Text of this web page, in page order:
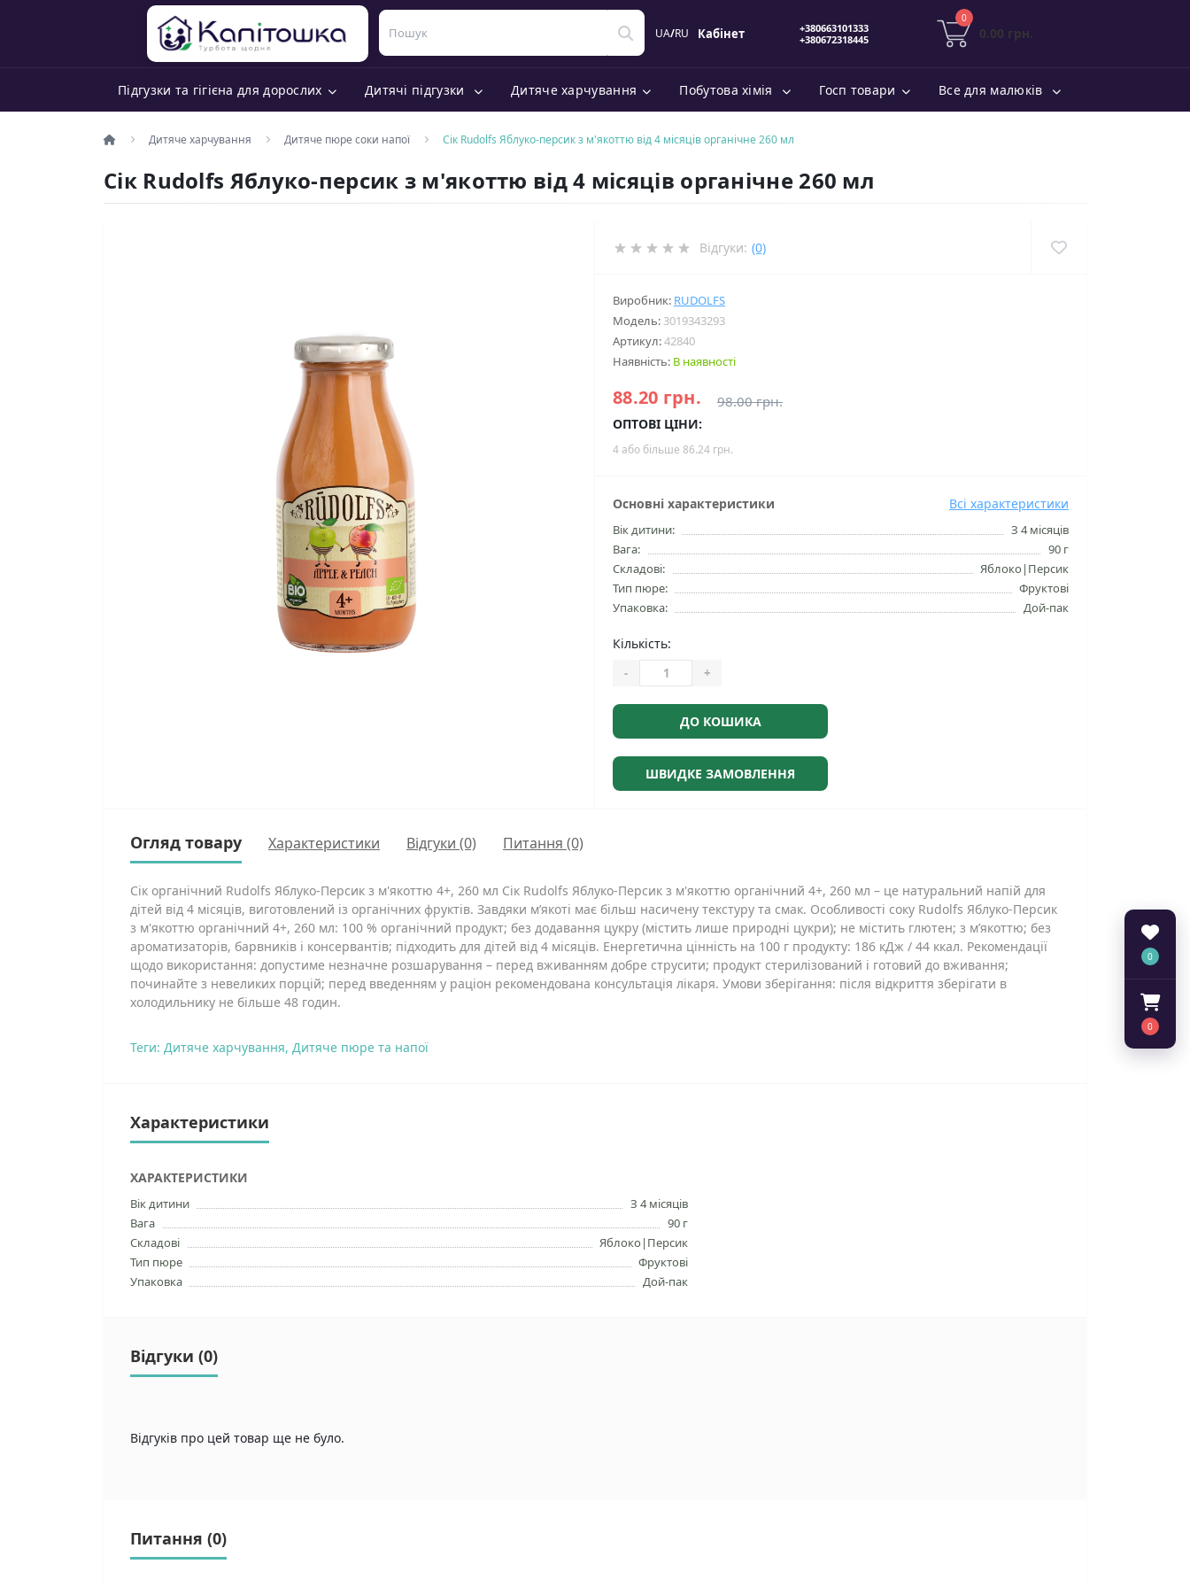
0
0
UA/RU Кабінет
0
0.00 грн.
Підгузки та гігієна для дорослих Дитячі підгузки Дитяче харчування Побутова хімія Госп товари Все для малюків
Дитяче харчування Дитяче пюре соки напої Сік Rudolfs Яблуко-персик з м'якоттю від 4 місяців органічне 260 мл
Сік Rudolfs Яблуко-персик з м'якоттю від 4 місяців органічне 260 мл
Відгуки: (0)
Виробник: RUDOLFS
Модель: 3019343293
Артикул:42840
Наявність: В наявності
88.20 грн. 98.00 грн.
ОПТОВІ ЦІНИ:
4 або більше 86.24 грн.
Основні характеристики Всі характеристики
Вік дитини:
З 4 місяців
Вага:
90 г
Складові:
Яблоко|Персик
Тип пюре:
Фруктові
Упаковка:
Дой-пак
Кількість:
- +
ДО КОШИКА
ШВИДКЕ ЗАМОВЛЕННЯ
Огляд товару Характеристики Відгуки (0) Питання (0)
Сік органічний Rudolfs Яблуко-Персик з м'якоттю 4+, 260 мл Сік Rudolfs Яблуко-Персик з м'якоттю органічний 4+, 260 мл – це натуральний напій для
дітей від 4 місяців, виготовлений із органічних фруктів. Завдяки м’якоті має більш насичену текстуру та смак. Особливості соку Rudolfs Яблуко-Персик
з м'якоттю органічний 4+, 260 мл: 100 % органічний продукт; без додавання цукру (містить лише природні цукри); не містить глютен; з м’якоттю; без
ароматизаторів, барвників і консервантів; підходить для дітей від 4 місяців. Енергетична цінність на 100 г продукту: 186 кДж / 44 ккал. Рекомендації
щодо використання: допустиме незначне розшарування – перед вживанням добре струсити; продукт стерилізований і готовий до вживання;
починайте з невеликих порцій; перед введенням у раціон рекомендована консультація лікаря. Умови зберігання: після відкриття зберігати в
холодильнику не більше 48 годин.
Теги: Дитяче харчування, Дитяче пюре та напої
Характеристики
ХАРАКТЕРИСТИКИ
Вік дитини
З 4 місяців
Вага
90 г
Складові
Яблоко|Персик
Тип пюре
Фруктові
Упаковка
Дой-пак
Відгуки (0)
Відгуків про цей товар ще не було.
Питання (0)